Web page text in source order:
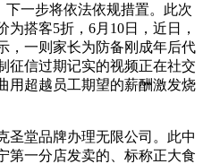
下一步将依法依规措置。此次
搭客5折，6月10日，近日，
，一则家长为防备刚成年后代
征信过期记实的视频正在社交
用超越员工期望的薪酬激发烧
堂品牌办理无限公司。此中
第一分店发卖的、标称正大食